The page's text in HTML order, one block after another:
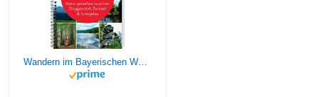
Wandern im Bayerischen Wald: Natur genießen zwischen Deggendorf, Zwiesel und Spiegelau